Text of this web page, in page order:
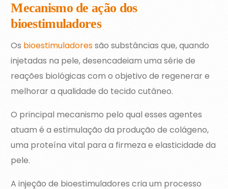
Mecanismo de ação dos
bioestimuladores
Os bioestimuladoressão substâncias que, quando
injetadas na pele, desencadeiam uma série de
reações biológicas com o objetivo de regenerar e
melhorar a qualidade do tecido cutâneo.
O principal mecanismo pelo qual esses agentes
atuam é a estimulação da produção de colágeno,
uma proteína vital para a firmeza e elasticidade da
pele.
A injeção de bioestimuladores cria um processo